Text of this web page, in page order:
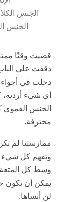
الجنس
الجنس
قضيت وقتًا
دققت على
دخلت في
أي شيء أردته،
الجنس الفموي
محترفة.
ممارستنا لم
وتفهم كل شيء
وسط كل
يمكن أن تكون
لن أنساها.